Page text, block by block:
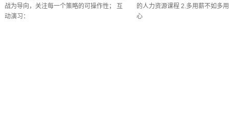
战为导向，关注每一个策略的可操作性； 互
动演习：
的人力资源课程 2.多用薪不如多
心